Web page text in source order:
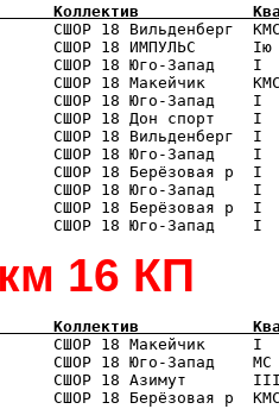
Коллектив            Квал
СШОР 18
СШОР 18 ИМПУЛЬС
СШОР 18 Юго-
СШОР 18 Макейчик
СШОР 18 Юго-
СШОР 18 Дон
СШОР 18
СШОР 18 Юго-
СШОР 18
СШОР 18 Юго-
СШОР 18
16 КП
Коллектив            Квал
СШОР 18
СШОР 18 Юго-
СШОР 18 Азимут
СШОР 18